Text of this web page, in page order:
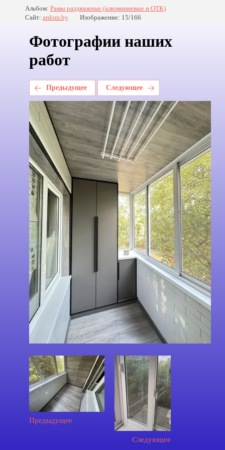
Альбом: Рамы раздвижные (алюминиевые и ОТК)
Сайт: ardom.by Изображение: 15/166
Фотографии наших
работ
Предыдущее Следующее
Предыдущее
Следующее